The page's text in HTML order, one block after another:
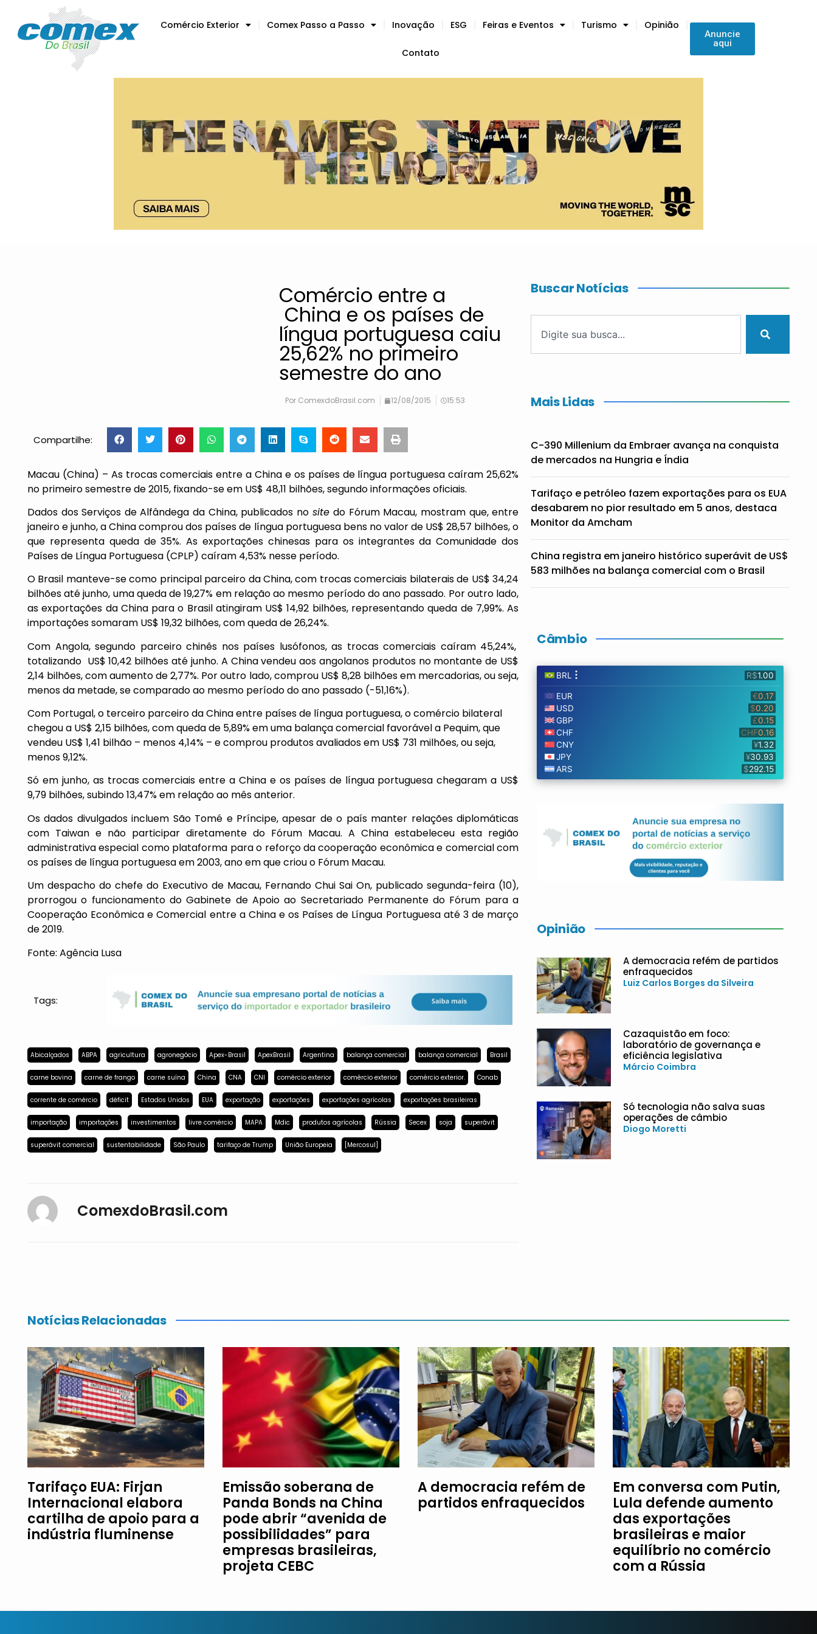
Comércio Exterior Comex Passo a Passo Inovação ESG Feiras e Eventos Turismo Opinião
Contato
Anuncie
aqui
Comércio entre a
China e os países de
língua portuguesa caiu
25,62% no primeiro
semestre do ano
Por ComexdoBrasil.com 12/08/2015 15:53
Compartilhe:
Macau (China) – As trocas comerciais entre a China e os países de língua portuguesa caíram 25,62%
no primeiro semestre de 2015, fixando-se em US$ 48,11 bilhões, segundo informações oficiais.
Dados dos Serviços de Alfândega da China, publicados nosite do Fórum Macau, mostram que, entre
janeiro e junho, a China comprou dos países de língua portuguesa bens no valor de US$ 28,57 bilhões, o
que representa queda de 35%. As exportações chinesas para os integrantes da Comunidade dos
Países de Língua Portuguesa (CPLP) caíram 4,53% nesse período.
O Brasil manteve-se como principal parceiro da China, com trocas comerciais bilaterais de US$ 34,24
bilhões até junho, uma queda de 19,27% em relação ao mesmo período do ano passado. Por outro lado,
as exportações da China para o Brasil atingiram US$ 14,92 bilhões, representando queda de 7,99%. As
importações somaram US$ 19,32 bilhões, com queda de 26,24%.
Com Angola, segundo parceiro chinês nos países lusófonos, as trocas comerciais caíram 45,24%,
totalizando US$ 10,42 bilhões até junho. A China vendeu aos angolanos produtos no montante de US$
2,14 bilhões, com aumento de 2,77%. Por outro lado, comprou US$ 8,28 bilhões em mercadorias, ou seja,
menos da metade, se comparado ao mesmo período do ano passado (-51,16%).
Com Portugal, o terceiro parceiro da China entre países de língua portuguesa, o comércio bilateral
chegou a US$ 2,15 bilhões, com queda de 5,89% em uma balança comercial favorável a Pequim, que
vendeu US$ 1,41 bilhão – menos 4,14% – e comprou produtos avaliados em US$ 731 milhões, ou seja,
menos 9,12%.
Só em junho, as trocas comerciais entre a China e os países de língua portuguesa chegaram a US$
9,79 bilhões, subindo 13,47% em relação ao mês anterior.
Os dados divulgados incluem São Tomé e Príncipe, apesar de o país manter relações diplomáticas
com Taiwan e não participar diretamente do Fórum Macau. A China estabeleceu esta região
administrativa especial como plataforma para o reforço da cooperação econômica e comercial com
os países de língua portuguesa em 2003, ano em que criou o Fórum Macau.
Um despacho do chefe do Executivo de Macau, Fernando Chui Sai On, publicado segunda-feira (10),
prorrogou o funcionamento do Gabinete de Apoio ao Secretariado Permanente do Fórum para a
Cooperação Econômica e Comercial entre a China e os Países de Língua Portuguesa até 3 de março
de 2019.
Fonte: Agência Lusa
Tags:
Abicalçados ABPA agricultura agronegócio Apex-Brasil ApexBrasil Argentina balança comercial balança comercial Brasil
carne bovina carne de frango carne suína China CNA CNI comércio exterior comércio exterior comércio exterior. Conab
corrente de comércio déficit Estados Unidos EUA exportação exportações exportações agrícolas exportações brasileiras
importação importações investimentos livre comércio MAPA Mdic produtos agrícolas Rússia Secex soja superávit
superávit comercial sustentabilidade São Paulo tarifaço de Trump União Europeia [Mercosul]
ComexdoBrasil.com
Buscar Notícias
Mais Lidas
C-390 Millenium da Embraer avança na conquista
de mercados na Hungria e Índia
Tarifaço e petróleo fazem exportações para os EUA
desabarem no pior resultado em 5 anos, destaca
Monitor da Amcham
China registra em janeiro histórico superávit de US$
583 milhões na balança comercial com o Brasil
Câmbio
Opinião
A democracia refém de partidos
enfraquecidos
Luiz Carlos Borges da Silveira
Cazaquistão em foco:
laboratório de governança e
eficiência legislativa
Márcio Coimbra
Só tecnologia não salva suas
operações de câmbio
Diogo Moretti
Notícias Relacionadas
Tarifaço EUA: Firjan
Internacional elabora
cartilha de apoio para a
indústria fluminense
Emissão soberana de
Panda Bonds na China
pode abrir “avenida de
possibilidades” para
empresas brasileiras,
projeta CEBC
A democracia refém de
partidos enfraquecidos
Em conversa com Putin,
Lula defende aumento
das exportações
brasileiras e maior
equilíbrio no comércio
com a Rússia